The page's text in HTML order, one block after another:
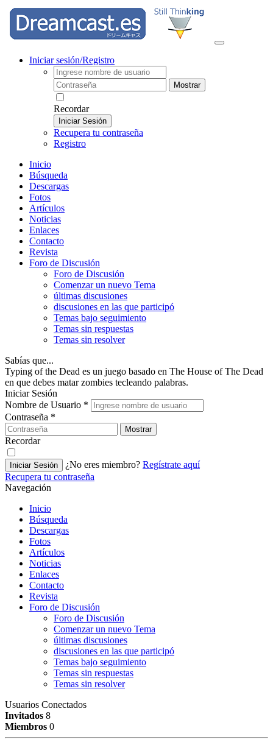
Iniciar sesión/Registro
Mostrar
Recordar
Iniciar Sesión
Recupera tu contraseña
Registro
Inicio
Búsqueda
Descargas
Fotos
Artículos
Noticias
Enlaces
Contacto
Revista
Foro de Discusión
Foro de Discusión
Comenzar un nuevo Tema
últimas discusiones
discusiones en las que participó
Temas bajo seguimiento
Temas sin respuestas
Temas sin resolver
Sabías que...
Typing of the Dead es un juego basado en The House of The Dead
en que debes matar zombies tecleando palabras.
Iniciar Sesión
Nombre de Usuario *
Contraseña *
Mostrar
Recordar
Iniciar Sesión ¿No eres miembro? Regístrate aquí
Recupera tu contraseña
Navegación
Inicio
Búsqueda
Descargas
Fotos
Artículos
Noticias
Enlaces
Contacto
Revista
Foro de Discusión
Foro de Discusión
Comenzar un nuevo Tema
últimas discusiones
discusiones en las que participó
Temas bajo seguimiento
Temas sin respuestas
Temas sin resolver
Usuarios Conectados
Invitados 8
Miembros 0